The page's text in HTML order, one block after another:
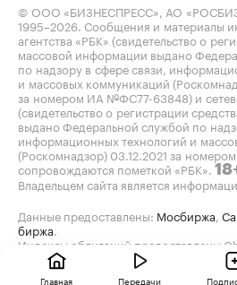
© ООО «БИЗНЕСПРЕСС», АО
1995–2026 . Сообщения и материалы
агентства «РБК» (свидетельство о
массовой информации выдано
по надзору в сфере связи,
и массовых коммуникаций
за номером ИА №ФС77-63848) и
(свидетельство о регистрации
выдано Федеральной службой по
информационных технологий и
(Роскомнадзор) 03.12.2021 за
сопровождаются пометкой «РБК».
Владельцем сайта является
Данные предоставлены: Мосбиржа
биржа
Индексы облигаций предоставлены
Главная Передачи